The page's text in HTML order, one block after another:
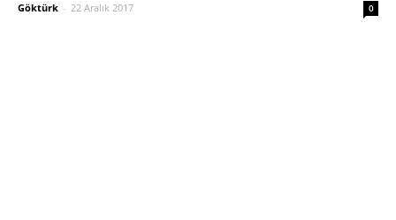
Göktürk - 22 Aralık 2017 0